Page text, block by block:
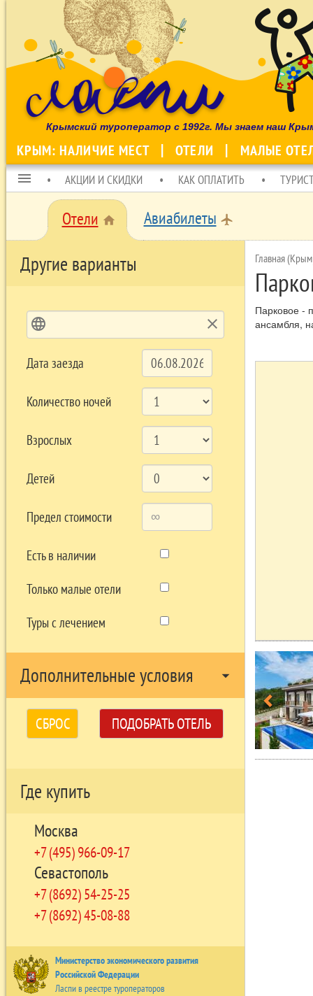
Крымский туроператор с 1992г. Мы знаем наш
КРЫМ: НАЛИЧИЕ МЕСТ ОТЕЛИ МАЛЫЕ
menu АКЦИИ И СКИДКИ КАК ОПЛАТИТЬ
Отели home Авиабилеты local_airport
Другие варианты
language clear
Дата заезда
Количество ночей
Взрослых
Детей
Предел стоимости
Есть в наличии
Только малые отели
Туры с лечением
Дополнительные условия arrow_drop_down
СБРОС ПОДОБРАТЬ ОТЕЛЬ
Где купить
Москва
+7 (495) 966-09-17
Севастополь
+7 (8692) 54-25-25
+7 (8692) 45-08-88
Министерство экономического развития
Российской Федерации
Ласпи в реестре туроператоров
Главная
Парковое -
ансамбля,